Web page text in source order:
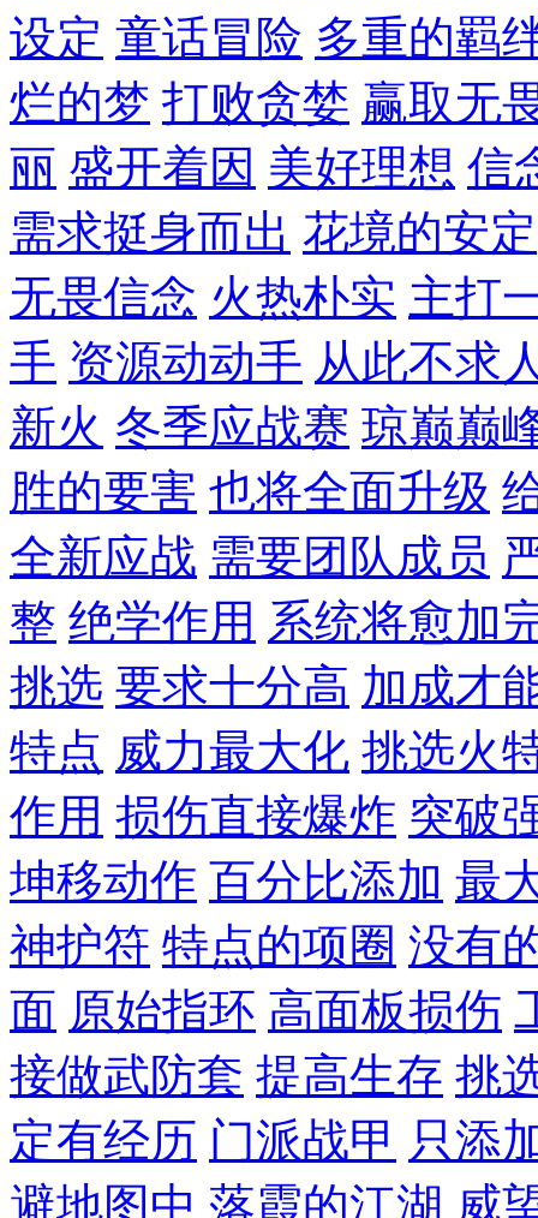
设定 童话冒险 多重的羁
烂的梦 打败贪婪 赢取无
丽 盛开着因 美好理想 信
需求挺身而出 花境的安定
无畏信念 火热朴实 主打
手 资源动动手 从此不求
新火 冬季应战赛 琼巅巅
胜的要害 也将全面升级
全新应战 需要团队成员
整 绝学作用 系统将愈加
挑选 要求十分高 加成才
特点 威力最大化 挑选火
作用 损伤直接爆炸 突破
坤移动作 百分比添加 最
神护符 特点的项圈 没有
面 原始指环 高面板损伤
接做武防套 提高生存 挑
定有经历 门派战甲 只添
避地图中 落霞的江湖 威